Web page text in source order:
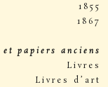
1855
1867
papiers anciens
Livres
Livres d’art